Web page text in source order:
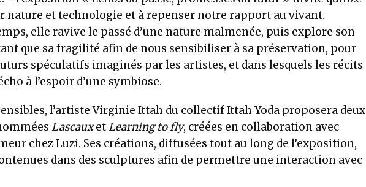
nature et technologie et à repenser notre rapport au vivant.
elle ravive le passé d’une nature malmenée, puis explore son
que sa fragilité afin de nous sensibiliser à sa préservation, pour
spéculatifs imaginés par les artistes, et dans lesquels les récits
à l’espoir d’une symbiose.
l’artiste Virginie Ittah du collectif Ittah Yoda proposera deux
LascauxetLearning to fly, créées en collaboration avec
chez Luzi. Ses créations, diffusées tout au long de l’exposition,
dans des sculptures afin de permettre une interaction avec